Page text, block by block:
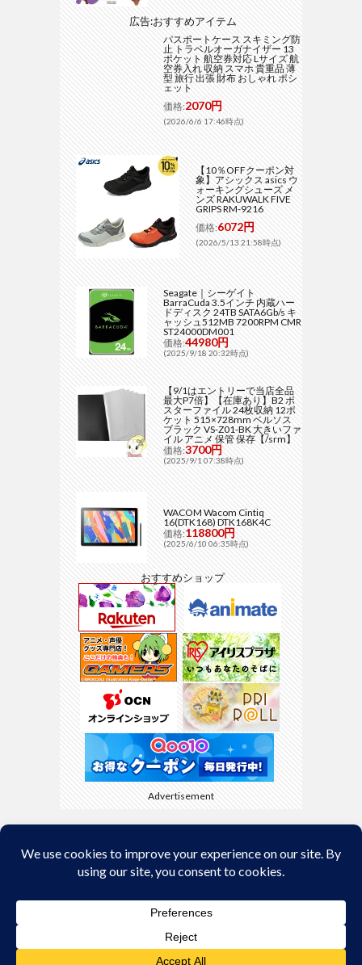
広告:おすすめアイテム
パスポートケース スキミング防
止 トラベルオーガナイザー 13
ポケット 航空券対応 Lサイズ 航
空券入れ 収納 スマホ 貴重品 薄
型 旅行 出張 財布 おしゃれ ポシ
ェット
価格:2070円
(2026/6/6 17:46時点)
【10％OFFクーポン対
象】アシックス asics ウ
ォーキングシューズ メ
ンズ RAKUWALK FIVE
GRIPS RM-9216
価格:6072円
(2026/5/13 21:58時点)
Seagate｜シーゲイト
BarraCuda 3.5インチ 内蔵ハー
ドディスク 24TB SATA6Gb/s キ
ャッシュ512MB 7200RPM CMR
ST24000DM001
価格:44980円
(2025/9/18 20:32時点)
【9/1はエントリーで当店全品
最大P7倍】【在庫あり】B2 ポ
スターファイル 24枚収納 12ポ
ケット 515×728mm ベルソス
ブラック VS-Z01-BK 大きいファ
イル アニメ 保管 保存【/srm】
価格:3700円
(2025/9/1 07:38時点)
WACOM Wacom Cintiq
16(DTK168) DTK168K4C
価格:118800円
(2025/6/10 06:35時点)
おすすめショップ
Advertisement
Back to Top